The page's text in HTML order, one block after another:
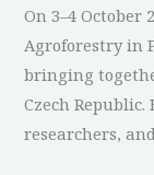
On 3–4 October
Agroforestry in
bringing
Czech
researchers,